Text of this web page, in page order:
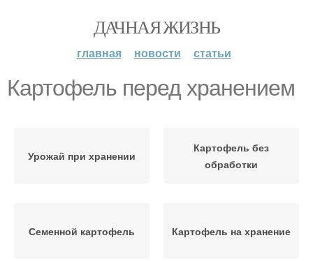
ДАЧНАЯ ЖИЗНЬ
главная новости статьи
Картофель перед хранением
Урожай при хранении
Картофель без
обработки
Семенной картофель Картофель на хранение